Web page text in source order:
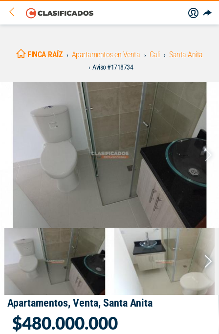
FINCA RAÍZ Apartamentos en Venta Cali Santa Anita
Aviso #1718734
Apartamentos, Venta, Santa Anita
$480.000.000